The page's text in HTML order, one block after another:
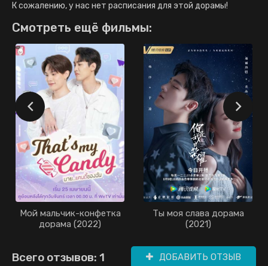
К сожалению, у нас нет расписания для этой дорамы!
Смотреть ещё фильмы:
Мой мальчик-конфетка
дорама (2022)
Ты моя слава дорама
(2021)
Всего отзывов: 1 ДОБАВИТЬ ОТЗЫВ